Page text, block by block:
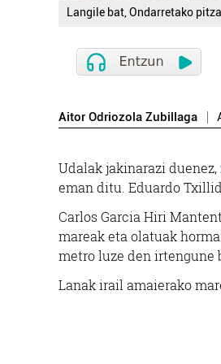
Langile bat, Ondarretako
Aitor Odriozola Zubillaga
Udalak jakinarazi duenez,
eman ditu. Eduardo
Carlos Garcia Hiri
mareak eta olatuak
metro luze den irtengune
Lanak irail amaierako